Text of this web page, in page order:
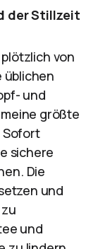
der Stillzeit
von
üblichen
und
größte
Sofort
sichere
Die
und
und